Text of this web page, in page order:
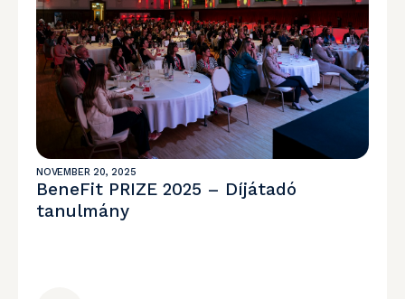
NOVEMBER 20, 2025
BeneFit PRIZE 2025 – Díjátadó
tanulmány